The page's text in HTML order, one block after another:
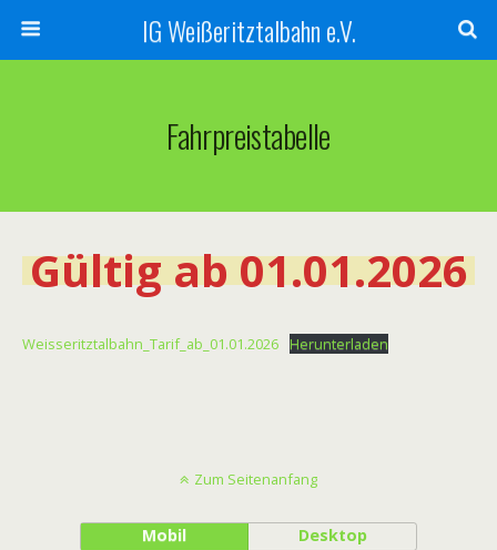
IG Weißeritztalbahn e.V.
Fahrpreistabelle
Gültig ab 01.01.2026
Weisseritztalbahn_Tarif_ab_01.01.2026 Herunterladen
Zum Seitenanfang
Mobil Desktop